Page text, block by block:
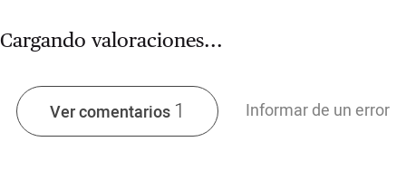
Cargando valoraciones...
Ver comentarios 1 Informar de un error